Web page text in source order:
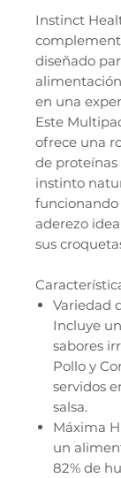
Instinct
diseñado
en una
Este
ofrece una
de
instinto
aderezo
sus
Variedad
Incluye
sabores
Pollo y
servidos
salsa.
Máxima
un
82% de